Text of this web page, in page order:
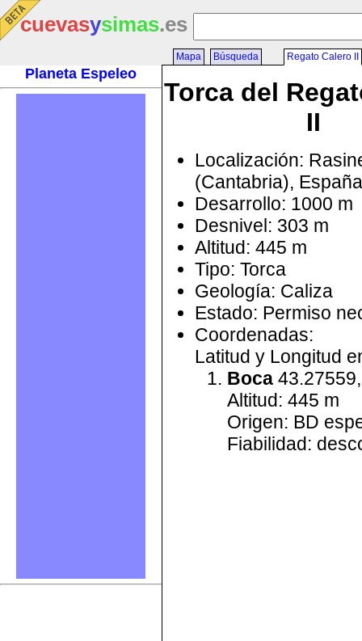
cuevasysimas.es
Planeta Espeleo
Mapa Búsqueda Regato Calero II
Torca del
II
Localización:
(Cantabria), España
Desarrollo: 1000 m
Desnivel: 303 m
Altitud: 445 m
Tipo: Torca
Geología: Caliza
Estado: Permiso
Coordenadas:
Latitud y Longitud
Boca
Altitud: 445 m
Origen: BD
Fiabilidad: